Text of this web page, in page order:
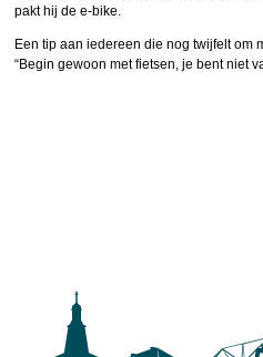
pakt hij de e-bike.
Een tip aan iedereen die nog twijfelt om
“Begin gewoon met fietsen, je bent niet